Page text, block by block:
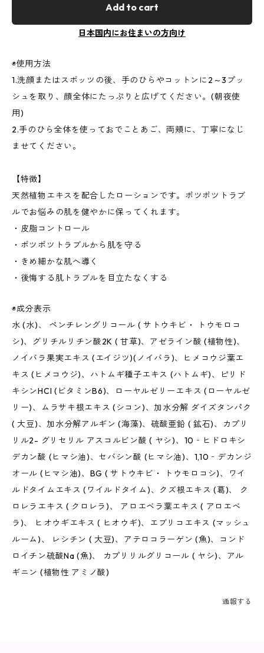
Add to cart
日本国内にお住まいの方向け
◉使用方法
1.洗顔またはスポッツの後、手のひらやコットンに2～3プッ
シュを取り、顔全体にたっぷりと広げてください。(朝夜使
用)
2.手のひら全体を使っておでことあご、両頬に、丁寧になじ
ませてください。
【特徴】
天然植物エキスを配合したローションです。ポツポツトラブ
ルでお悩みの肌を健やかに保ってくれます。
・皮脂コントロール
・ポツポツトラブルから肌を守る
・きめ細かな肌へ導く
・後悔する肌トラブルを目立たなくする
◉成分表示
水 (水)、 ペンチレングリコール ( サトウキビ・ トウモロコ
シ)、グリチルリチン酸2K ( 甘草)、アゼライン酸 (植物性)、
ノイバラ果実エキス (エイジツ)(ノイバラ)、ヒメコウジ葉エ
キス (ヒメコウジ)、ハトムギ種子エキス (ハトムギ)、ピリド
キシンHCl (ビタミンB6)、ローヤルゼリーエキス (ローヤルゼ
リー)、ムラサキ根エキス (シコン)、加水分解 ダイズタンパク
( 大豆)、加水分解アルギン (海藻)、硫酸亜鉛 ( 鉱石)、カプリ
リル2- グリセリル アスコルビン酸 ( ヤシ)、10‐ヒドロキシ
デカン酸 (ヒマシ油)、セバシン酸 (ヒマシ油)、1,10‐デカンジ
オール (ヒマシ油)、BG ( サトウキビ・ トウモロコシ)、ワイ
ルドタイムエキス (ワイルドタイム)、クズ根エキス (葛)、 ク
ロレラエキス ( クロレラ)、 アロエベラ葉エキス ( アロエベ
ラ)、 ヒオウギエキス ( ヒオウギ)、エブリコエキス (マッシュ
ルーム)、 レシチン ( 大豆)、アテロコラーゲン (魚)、コンド
ロイチン硫酸Na (魚)、 カプリリルグリコール ( ヤシ)、アル
ギニン (植物性 アミノ酸)
通報する